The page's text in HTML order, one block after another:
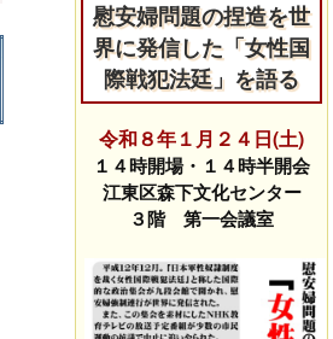
慰安婦問題の捏造を世
界に発信した「女性国
際戦犯法廷」を語る
令和８年１月２４日(土)
１４時開場・１４時半開会
江東区森下文化センター
３階 第一会議室